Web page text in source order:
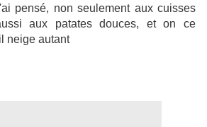
pensé, non seulement aux cuisses
aux patates douces, et on ce
neige autant